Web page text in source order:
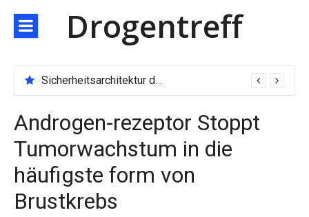
zum
Inhalt
Drogentreff
Sicherheitsarchitektur der nächsten Generation: JARXE kombiniert Multi-Wallet und MPC als Schutzschild für digitales Vertrauen
Androgen-rezeptor Stoppt
Tumorwachstum in die
häufigste form von
Brustkrebs